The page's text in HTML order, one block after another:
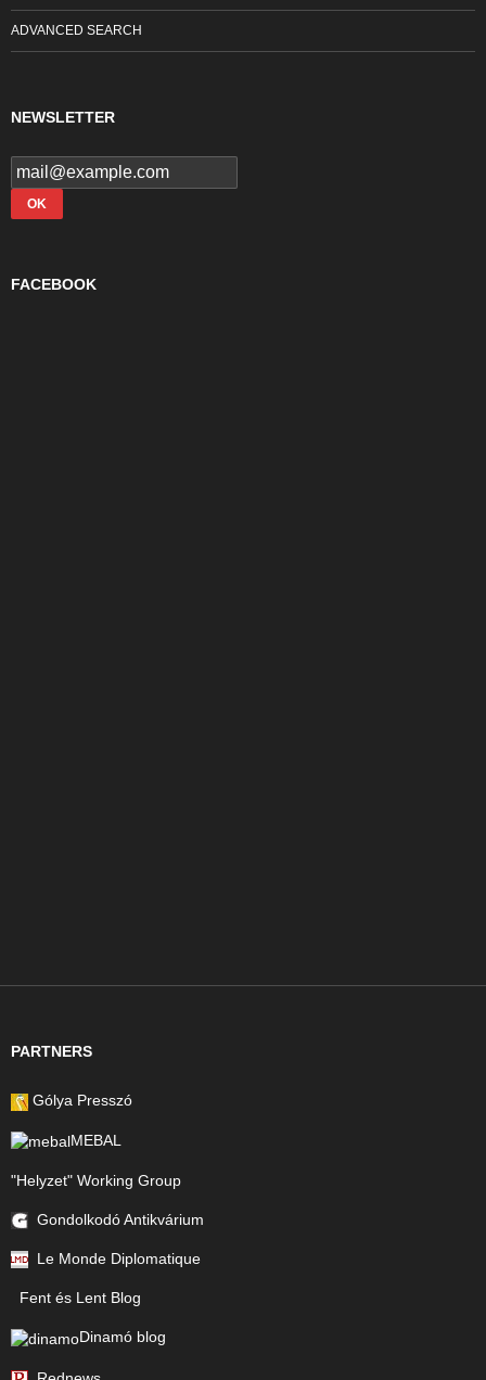
ADVANCED SEARCH
NEWSLETTER
FACEBOOK
PARTNERS
Gólya Presszó
MEBAL
"Helyzet" Working Group
Gondolkodó Antikvárium
Le Monde Diplomatique
Fent és Lent Blog
Dinamó blog